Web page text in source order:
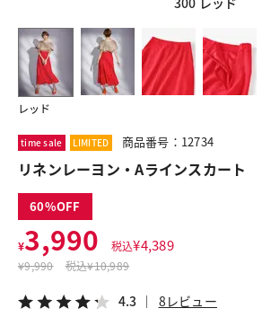
レッド
1 6
time sale LIMITED 商品番号：12734
リネンレーヨン・Aラインスカート
60
¥3,990 税込¥4,389
¥9,990 税込¥10,989
4.3 8レビュー
この商品をシェアする
¥3,990 税込¥4,389